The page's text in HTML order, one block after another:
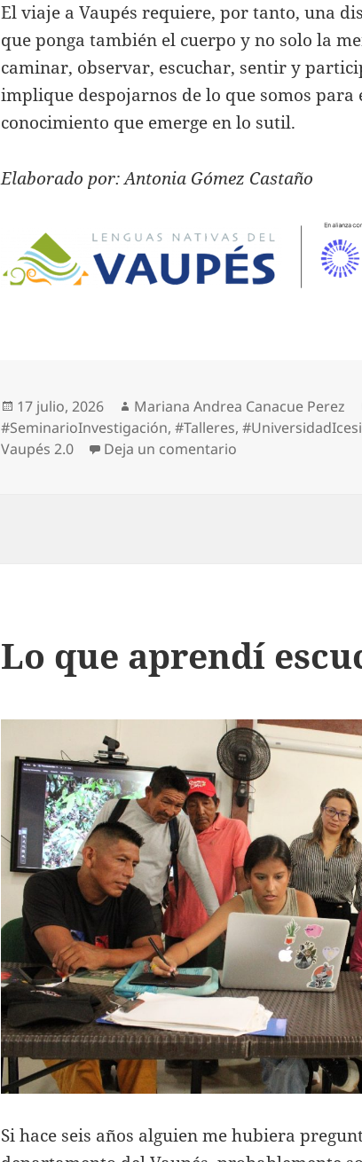
El viaje a Vaupés requiere, por tanto, una
que ponga también el cuerpo y no solo la
caminar, observar, escuchar, sentir y
implique despojarnos de lo que somos para
conocimiento que emerge en lo sutil.
Elaborado por: Antonia Gómez Castaño
17 julio, 2026 Mariana Andrea Canacue Perez
#SeminarioInvestigación,#Talleres,#UniversidadIcesi
Vaupés 2.0
Deja un comentario
Lo que aprendí
Si hace seis años alguien me hubiera